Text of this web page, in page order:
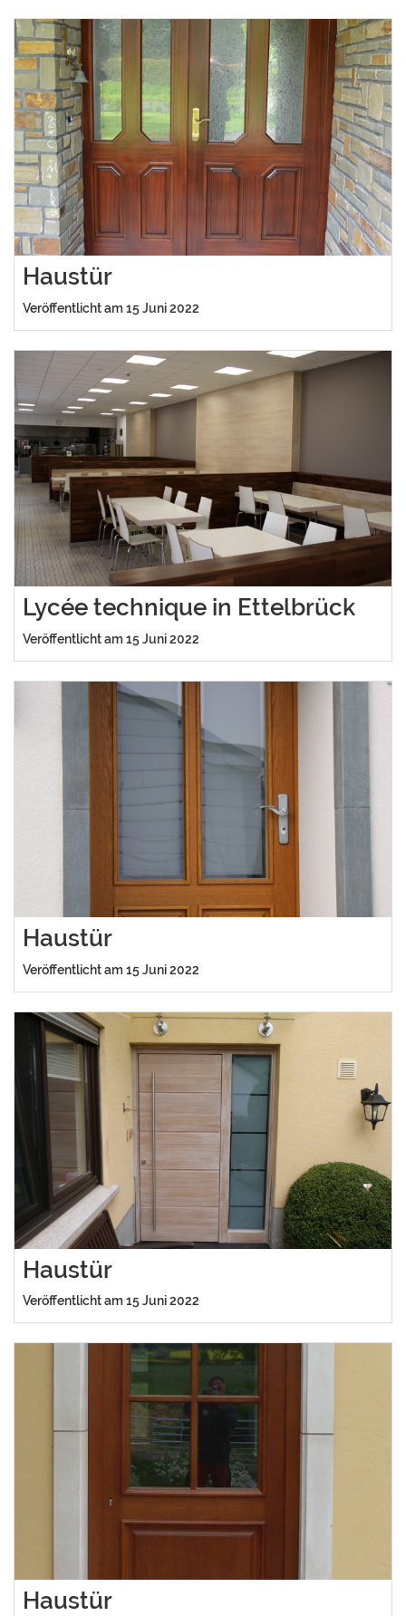
Haustür
Veröffentlicht am 15 Juni 2022
Lycée technique in Ettelbrück
Veröffentlicht am 15 Juni 2022
Haustür
Veröffentlicht am 15 Juni 2022
Haustür
Veröffentlicht am 15 Juni 2022
Haustür